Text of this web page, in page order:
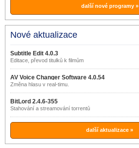
další nové programy »
Nové aktualizace
Subtitle Edit 4.0.3
Editace, převod titulků k filmům
AV Voice Changer Software 4.0.54
Změna hlasu v real-timu.
BitLord 2.4.6-355
Stahování a streamování torrentů
další aktualizace »